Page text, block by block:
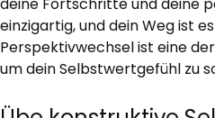
deine Fortschritte und deine
einzigartig, und dein Weg ist
Perspektivwechsel ist eine
um dein Selbstwertgefühl zu